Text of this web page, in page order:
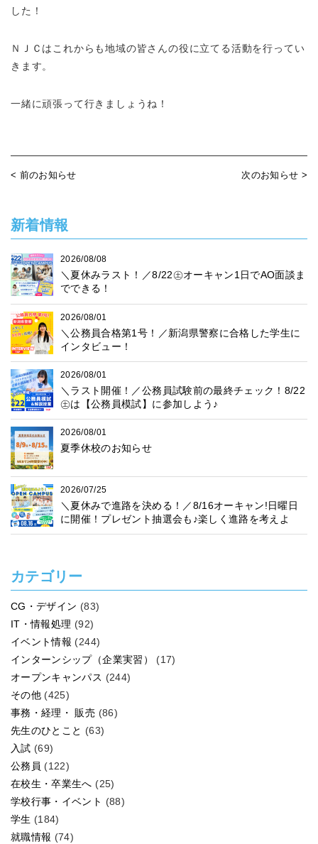
した！
ＮＪＣはこれからも地域の皆さんの役に立てる活動を行ってい
きます。
一緒に頑張って行きましょうね！
< 前のお知らせ 次のお知らせ >
新着情報
2026/08/08
＼夏休みラスト！／8/22㊏オーキャン1日でAO面談ま
でできる！
2026/08/01
＼公務員合格第1号！／新潟県警察に合格した学生に
インタビュー！
2026/08/01
＼ラスト開催！／公務員試験前の最終チェック！8/22
㊏は【公務員模試】に参加しよう♪
2026/08/01
夏季休校のお知らせ
2026/07/25
＼夏休みで進路を決める！／8/16オーキャン!日曜日
に開催！プレゼント抽選会も♪楽しく進路を考えよ
う！
カテゴリー
CG・デザイン (83)
IT・情報処理 (92)
イベント情報 (244)
インターンシップ（企業実習）
(17)
オープンキャンパス (244)
その他 (425)
事務・経理・ 販売 (86)
先生のひとこと (63)
入試 (69)
公務員 (122)
在校生・卒業生へ (25)
学校行事・イベント (88)
学生 (184)
就職情報 (74)